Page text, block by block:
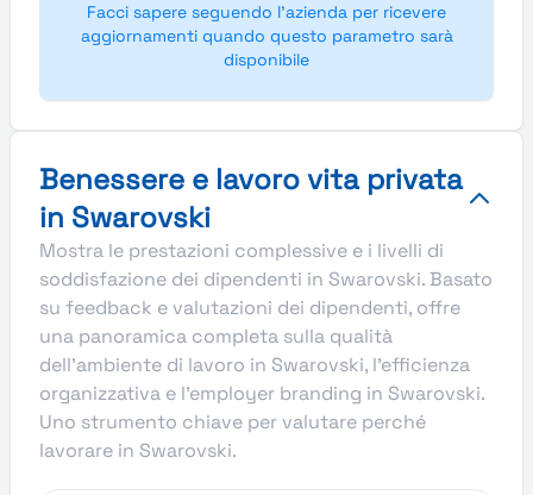
Facci sapere seguendo l'azienda per ricevere
aggiornamenti quando questo parametro sarà
disponibile
Benessere e lavoro vita privata
in Swarovski
Mostra le prestazioni complessive e i livelli di
soddisfazione dei dipendenti in Swarovski. Basato
su feedback e valutazioni dei dipendenti, offre
una panoramica completa sulla qualità
dell’ambiente di lavoro in Swarovski, l’efficienza
organizzativa e l’employer branding in Swarovski.
Uno strumento chiave per valutare perché
lavorare in Swarovski.